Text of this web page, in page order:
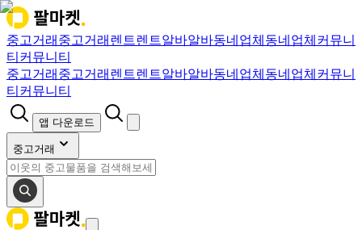
중고거래 중고거래 렌트렌트알바알바동네업체 동네업체 커뮤니
티 커뮤니티
중고거래 중고거래 렌트렌트알바알바동네업체 동네업체 커뮤니
티 커뮤니티
앱 다운로드
중고거래